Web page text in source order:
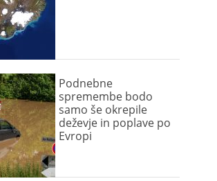
Podnebne
spremembe bodo
samo še okrepile
deževje in poplave po
Evropi